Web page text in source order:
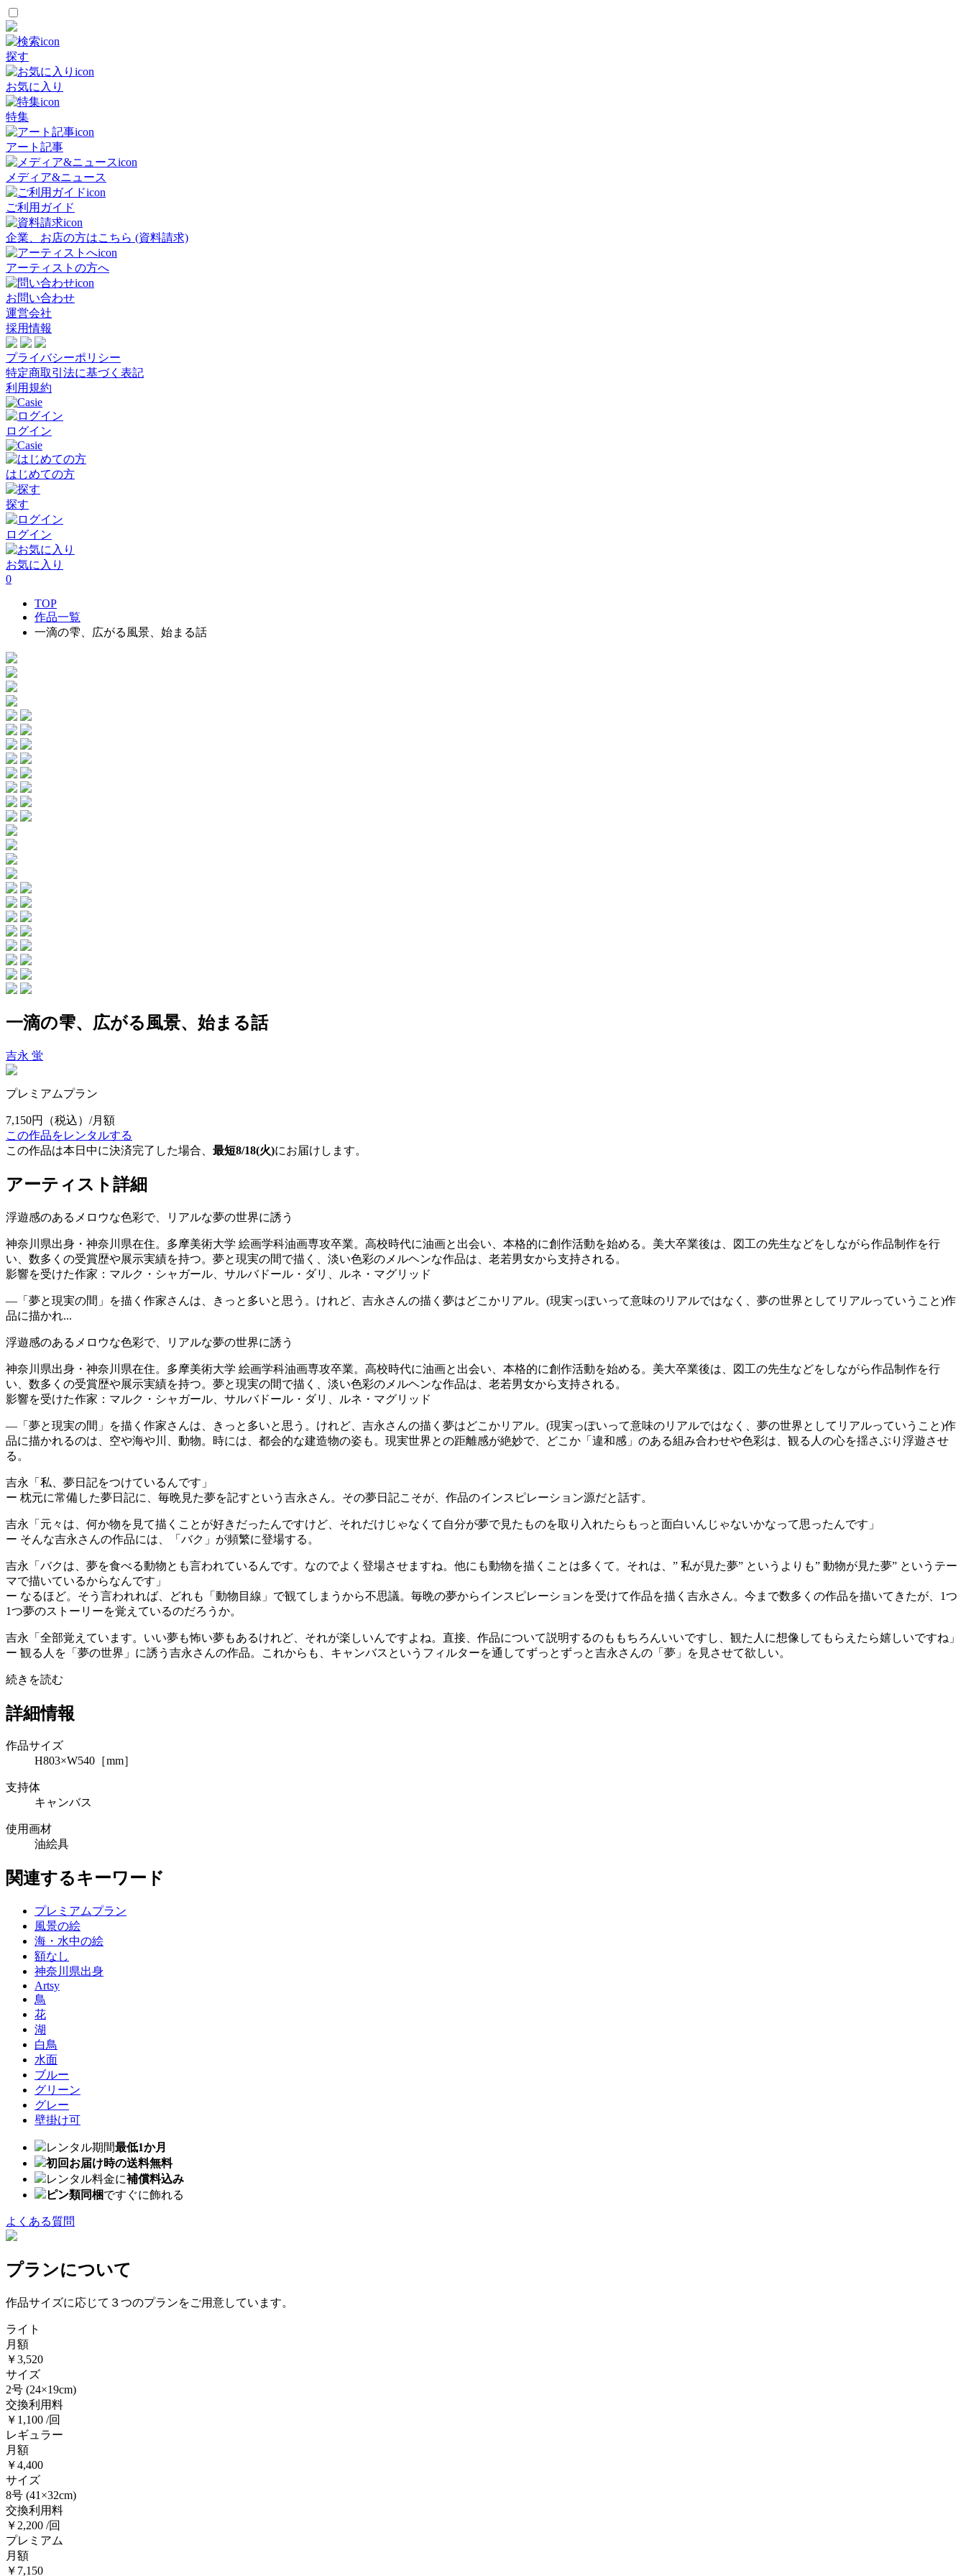
探す
お気に入り
特集
アート記事
メディア&ニュース
ご利用ガイド
企業、お店の方はこちら (資料請求)
アーティストの方へ
お問い合わせ
運営会社
採用情報
プライバシーポリシー
特定商取引法に基づく表記
利用規約
ログイン
はじめての方
探す
ログイン
お気に入り
0
TOP
作品一覧
一滴の雫、広がる風景、始まる話
一滴の雫、広がる風景、始まる話
吉永 蛍
プレミアムプラン
7,150円
（税込）/月額
この作品をレンタルする
この作品は本日中に決済完了した場合、 最短8/18(火)にお届けします。
アーティスト詳細
浮遊感のあるメロウな色彩で、リアルな夢の世界に誘う
神奈川県出身・神奈川県在住。多摩美術大学 絵画学科油画専攻卒業。高校時代に油画と出会い、本格的に創作活動を始める。美大卒業後は、図工の先生などをしながら作品制作を行
い、数多くの受賞歴や展示実績を持つ。夢と現実の間で描く、淡い色彩のメルヘンな作品は、老若男女から支持される。
影響を受けた作家：マルク・シャガール、サルバドール・ダリ、ルネ・マグリッド
―「夢と現実の間」を描く作家さんは、きっと多いと思う。けれど、吉永さんの描く夢はどこかリアル。(現実っぽいって意味のリアルではなく、夢の世界としてリアルっていうこと)作
品に描かれ...
浮遊感のあるメロウな色彩で、リアルな夢の世界に誘う
神奈川県出身・神奈川県在住。多摩美術大学 絵画学科油画専攻卒業。高校時代に油画と出会い、本格的に創作活動を始める。美大卒業後は、図工の先生などをしながら作品制作を行
い、数多くの受賞歴や展示実績を持つ。夢と現実の間で描く、淡い色彩のメルヘンな作品は、老若男女から支持される。
影響を受けた作家：マルク・シャガール、サルバドール・ダリ、ルネ・マグリッド
―「夢と現実の間」を描く作家さんは、きっと多いと思う。けれど、吉永さんの描く夢はどこかリアル。(現実っぽいって意味のリアルではなく、夢の世界としてリアルっていうこと)作
品に描かれるのは、空や海や川、動物。時には、都会的な建造物の姿も。現実世界との距離感が絶妙で、どこか「違和感」のある組み合わせや色彩は、観る人の心を揺さぶり浮遊させ
る。
吉永「私、夢日記をつけているんです」
ー 枕元に常備した夢日記に、毎晩見た夢を記すという吉永さん。その夢日記こそが、作品のインスピレーション源だと話す。
吉永「元々は、何か物を見て描くことが好きだったんですけど、それだけじゃなくて自分が夢で見たものを取り入れたらもっと面白いんじゃないかなって思ったんです」
ー そんな吉永さんの作品には、「バク」が頻繁に登場する。
吉永「バクは、夢を食べる動物とも言われているんです。なのでよく登場させますね。他にも動物を描くことは多くて。それは、” 私が見た夢” というよりも” 動物が見た夢” というテー
マで描いているからなんです」
ー なるほど。そう言われれば、どれも「動物目線」で観てしまうから不思議。毎晩の夢からインスピレーションを受けて作品を描く吉永さん。今まで数多くの作品を描いてきたが、1つ
1つ夢のストーリーを覚えているのだろうか。
吉永「全部覚えています。いい夢も怖い夢もあるけれど、それが楽しいんですよね。直接、作品について説明するのももちろんいいですし、観た人に想像してもらえたら嬉しいですね」
ー 観る人を「夢の世界」に誘う吉永さんの作品。これからも、キャンバスというフィルターを通してずっとずっと吉永さんの「夢」を見させて欲しい。
続きを読む
詳細情報
作品サイズ
H803×W540［mm］
支持体
キャンバス
使用画材
油絵具
関連するキーワード
プレミアムプラン
風景の絵
海・水中の絵
額なし
神奈川県出身
Artsy
鳥
花
湖
白鳥
水面
ブルー
グリーン
グレー
壁掛け可
レンタル期間最低1か月
初回お届け時の送料無料
レンタル料金に補償料込み
ピン類同梱ですぐに飾れる
よくある質問
プランについて
作品サイズに応じて３つのプランをご用意しています。
ライト
月額
￥3,520
サイズ
2号 (24×19cm)
交換利用料
￥1,100 /回
レギュラー
月額
￥4,400
サイズ
8号 (41×32cm)
交換利用料
￥2,200 /回
プレミアム
月額
￥7,150